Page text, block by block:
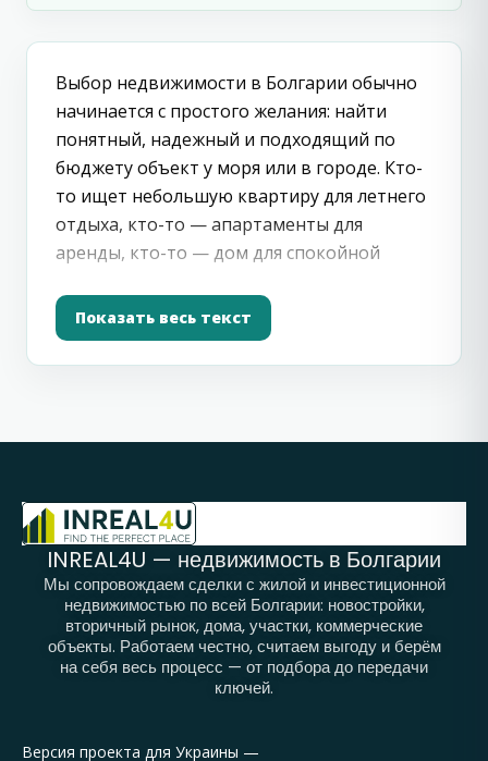
Выбор недвижимости в Болгарии обычно
начинается с простого желания: найти
понятный, надежный и подходящий по
бюджету объект у моря или в городе. Кто-
то ищет небольшую квартиру для летнего
отдыха, кто-то — апартаменты для
аренды, кто-то — дом для спокойной
деньги в недвижимость за границей и не
переплатить на старте.
апартаменты, дома, варианты у моря,
предложения в жилых комплексах. Здесь
можно рассмотреть жилье в популярных
районах Болгарии, сравнить объекты по
расположению, цене, площади и понять,
какой вариант действительно подходит
под вашу задачу.
Болгария остается одним из самых
Показать весь текст
INREAL4U — недвижимость в Болгарии
Мы сопровождаем сделки с жилой и инвестиционной
недвижимостью по всей Болгарии: новостройки,
вторичный рынок, дома, участки, коммерческие
объекты. Работаем честно, считаем выгоду и берём
на себя весь процесс — от подбора до передачи
ключей.
Версия проекта для Украины —